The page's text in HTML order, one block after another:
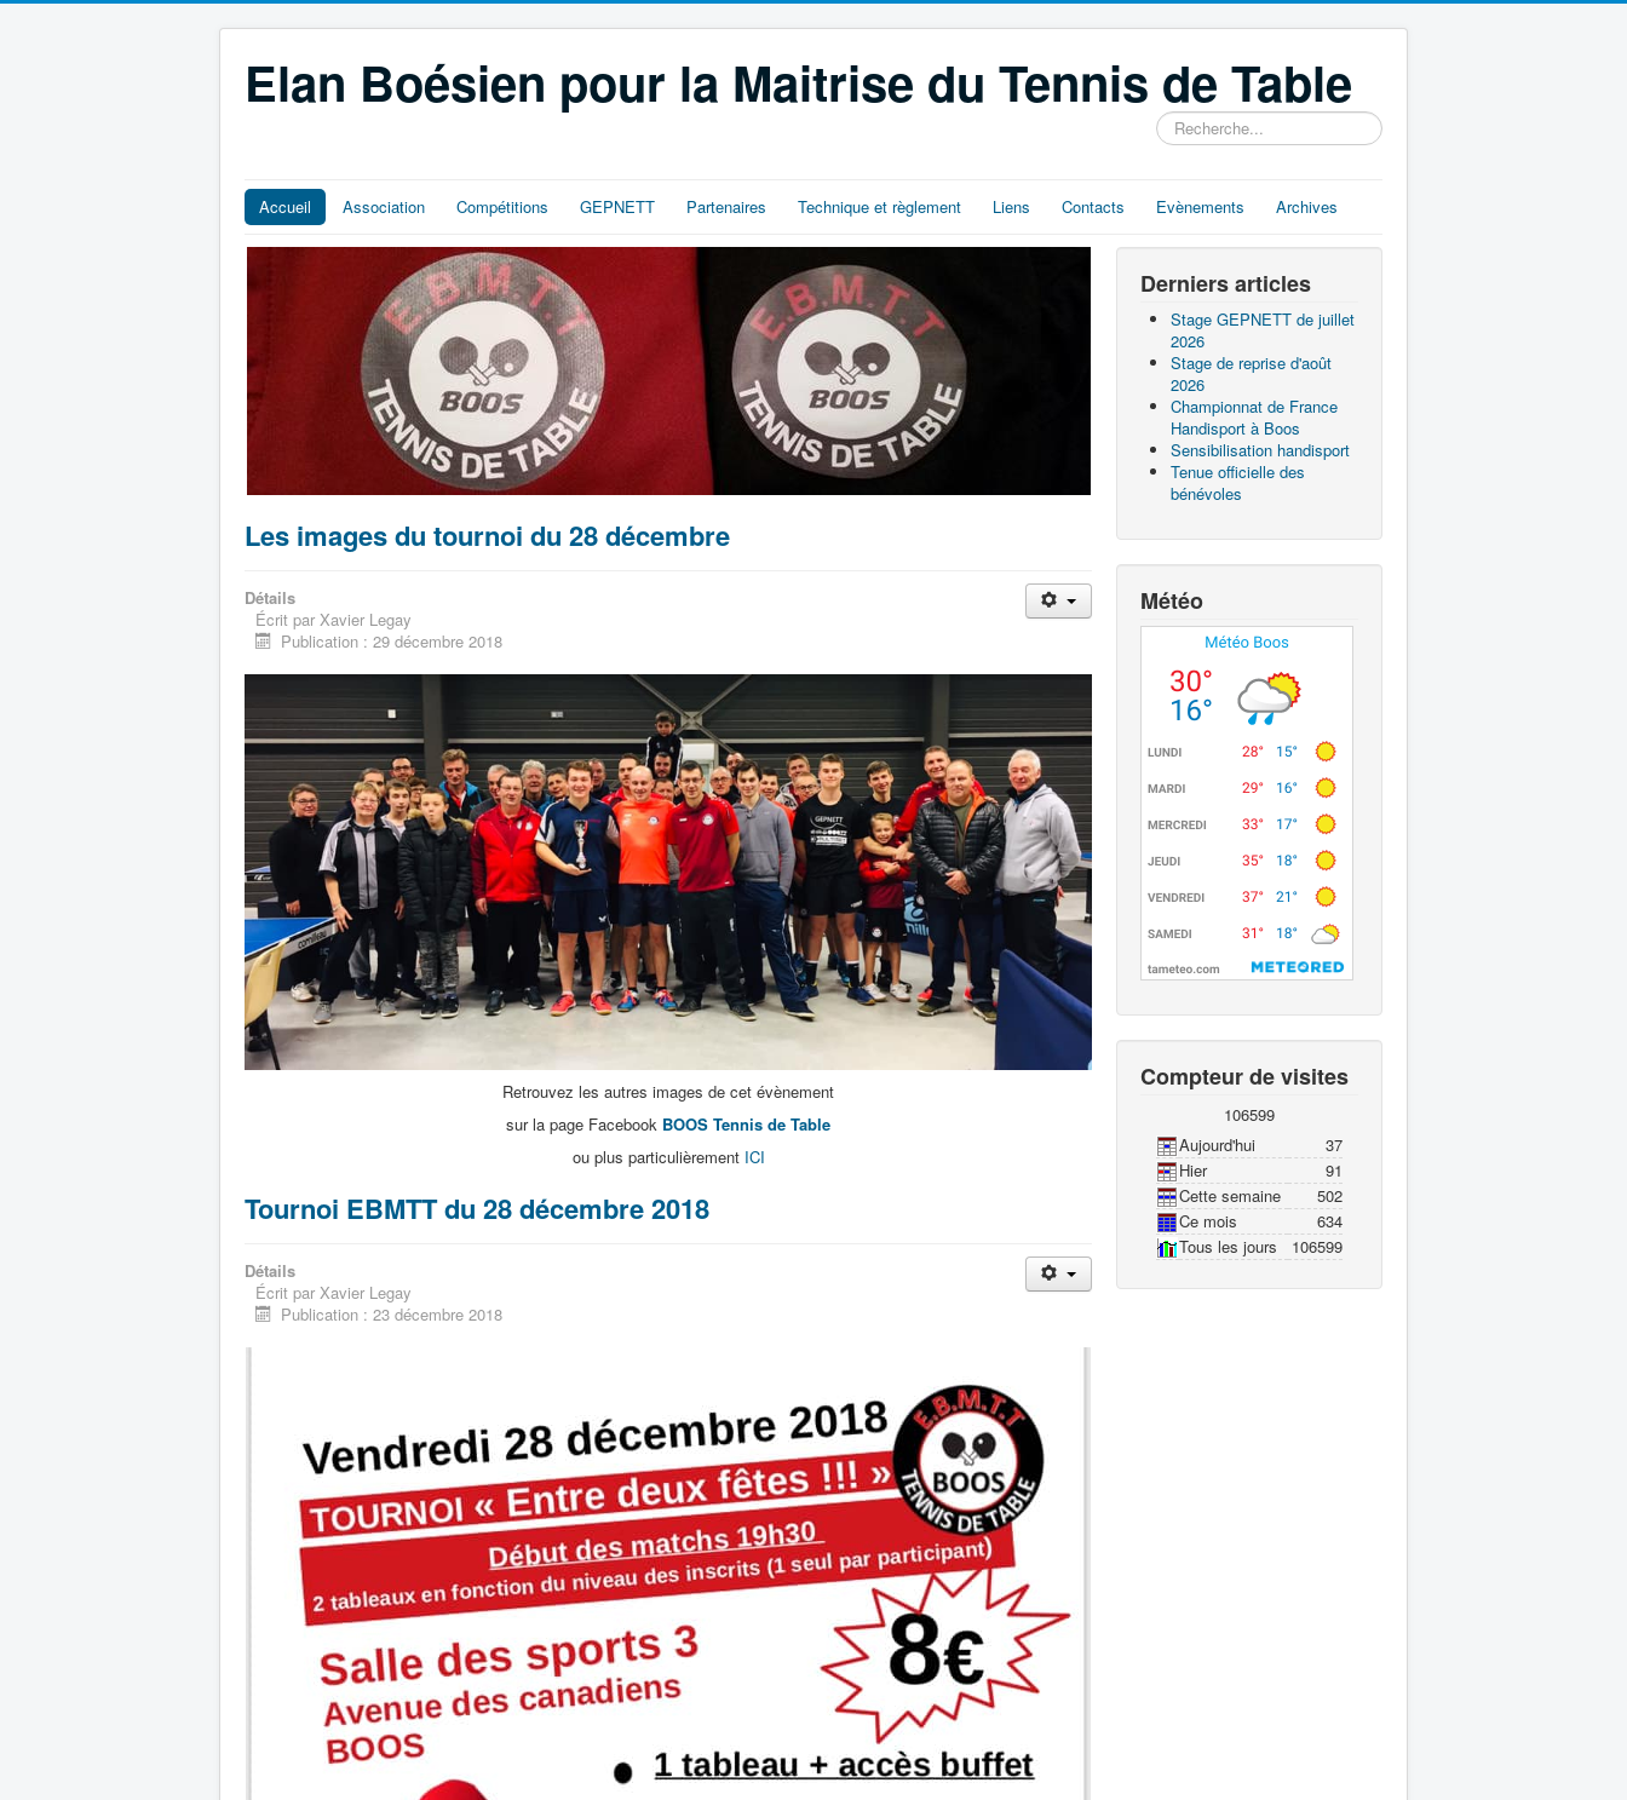
Elan Boésien pour la Maitrise du Tennis de Table
Rechercher
Accueil Association Compétitions GEPNETT Partenaires Technique et règlement Liens Contacts Evènements Archives
Les images du tournoi du 28 décembre
Détails
Écrit par Xavier Legay
Publication : 29 décembre 2018
Retrouvez les autres images de cet évènement
sur la page Facebook BOOS Tennis de Table
ou plus particulièrement ICI
Tournoi EBMTT du 28 décembre 2018
Détails
Écrit par Xavier Legay
Publication : 23 décembre 2018
Derniers articles
Stage GEPNETT de juillet
2026
Stage de reprise d'août
2026
Championnat de France
Handisport à Boos
Sensibilisation handisport
Tenue officielle des
bénévoles
Météo
Compteur de visites
106599
Aujourd'hui
37
Hier
91
Cette semaine
502
Ce mois
634
Tous les jours
106599